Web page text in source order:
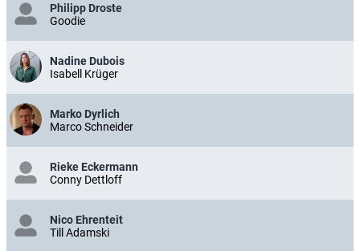
Philipp Droste
Goodie
Nadine Dubois
Isabell Krüger
Marko Dyrlich
Marco Schneider
Rieke Eckermann
Conny Dettloff
Nico Ehrenteit
Till Adamski